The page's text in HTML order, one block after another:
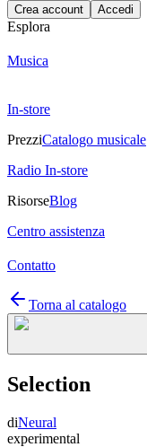
Crea account Accedi
Esplora
Musica
In-store
PrezziCatalogo musicale
Radio In-store
RisorseBlog
Centro assistenza
Contatto
Torna al catalogo
Selection
diNeural
experimental